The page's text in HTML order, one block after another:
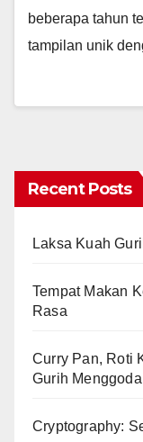
beberapa tahun
tampilan unik
Recent Posts
Laksa Kuah
Tempat Makan
Rasa
Curry Pan, Roti
Gurih Menggoda
Cryptography: